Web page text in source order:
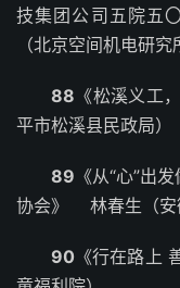
技集团公司五院五
（北京空间机电研究
88 《松溪义工
平市松溪县民政局）
89 《从“心”出
协会》 林春生（安
90 《行在路上